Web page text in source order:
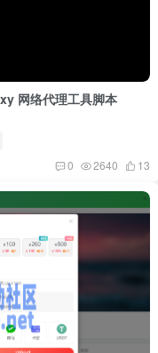
网络代理工具脚本
0 2640 13